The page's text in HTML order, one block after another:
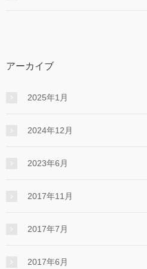
アーカイブ
2025年1月
2024年12月
2023年6月
2017年11月
2017年7月
2017年6月